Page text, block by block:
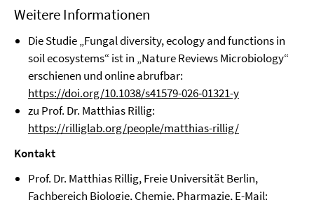
Weitere Informationen
Die Studie „Fungal diversity, ecology and functions in
soil ecosystems“ ist in „Nature Reviews Microbiology“
erschienen und online abrufbar:
https://doi.org/10.1038/s41579-026-01321-y
zu Prof. Dr. Matthias Rillig:
https://rilliglab.org/people/matthias-rillig/
Kontakt
Prof. Dr. Matthias Rillig, Freie Universität Berlin,
Fachbereich Biologie, Chemie, Pharmazie, E-Mail: